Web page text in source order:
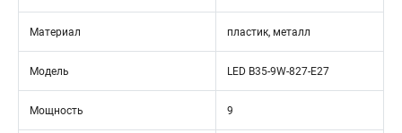
Материал пластик, металл
Модель LED B35-9W-827-E27
Мощность 9